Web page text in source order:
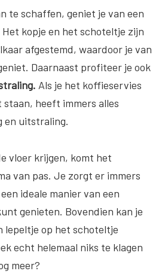
te schaffen, geniet je van een
Het kopje en het schoteltje zijn
afgestemd, waardoor je van
Daarnaast profiteer je ook
Als je het koffieservies
heeft immers alles
en uitstraling.
vloer krijgen, komt het
van pas. Je zorgt er immers
ideale manier van een
genieten. Bovendien kan je
lepeltje op het schoteltje
echt helemaal niks te klagen
meer?